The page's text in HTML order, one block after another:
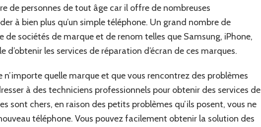
de personnes de tout âge car il offre de nombreuses
à bien plus qu’un simple téléphone. Un grand nombre de
sociétés de marque et de renom telles que Samsung, iPhone,
d’obtenir les services de réparation d’écran de ces marques.
quelle marque et que vous rencontrez des problèmes
à des techniciens professionnels pour obtenir des services de
sont chers, en raison des petits problèmes qu’ils posent, vous ne
téléphone. Vous pouvez facilement obtenir la solution des